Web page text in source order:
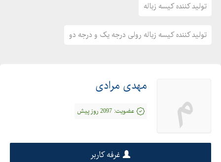
تولید کننده کیسه زباله
تولید کننده کیسه زباله رولی درجه یک و درجه دو
م مهدی مرادی
عضویت: 2097 روز پیش
غرفه کاربر